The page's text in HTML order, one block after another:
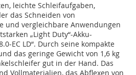
leichte Schleifaufgaben,
das Schneiden von
und vergleichbare Anwendungen
„Light Duty“-Akku-
EC LD“. Durch seine kompakte
das geringe Gewicht von 1,6 kg
gut in der Hand. Das
Vollmaterialien, das Abflexen von